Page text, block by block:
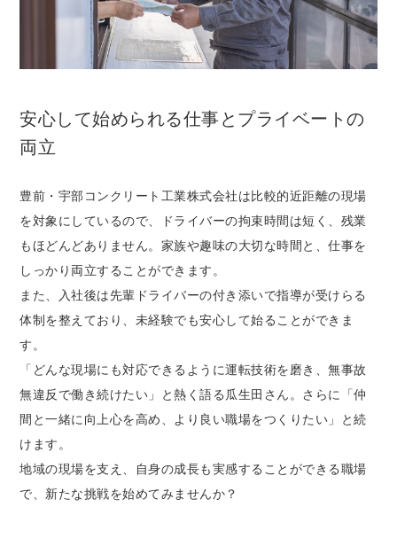
安心して始められる仕事とプライベートの
両立
豊前・宇部コンクリート工業株式会社は比較的近距離の現場
を対象にしているので、ドライバーの拘束時間は短く、残業
もほどんどありません。家族や趣味の大切な時間と、仕事を
しっかり両立することができます。
また、入社後は先輩ドライバーの付き添いで指導が受けらる
体制を整えており、未経験でも安心して始ることができま
す。
「どんな現場にも対応できるように運転技術を磨き、無事故
無違反で働き続けたい」と熱く語る瓜生田さん。さらに「仲
間と一緒に向上心を高め、より良い職場をつくりたい」と続
けます。
地域の現場を支え、自身の成長も実感することができる職場
で、新たな挑戦を始めてみませんか？